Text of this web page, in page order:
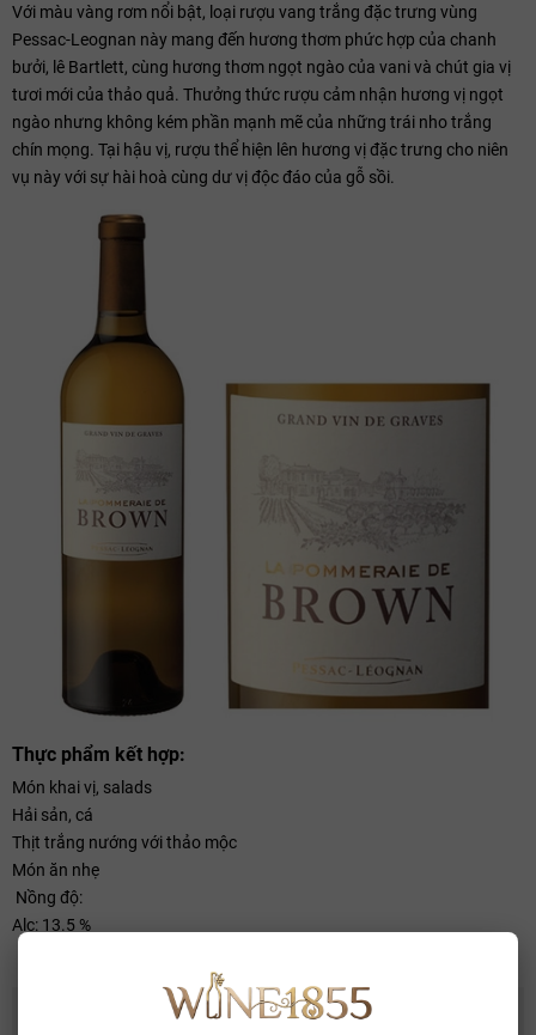
Với màu vàng rơm nổi bật, loại rượu vang trắng đặc trưng vùng
Pessac-Leognan này mang đến hương thơm phức hợp của chanh
bưởi, lê Bartlett, cùng hương thơm ngọt ngào của vani và chút gia vị
tươi mới của thảo quả. Thưởng thức rượu cảm nhận hương vị ngọt
ngào nhưng không kém phần mạnh mẽ của những trái nho trắng
chín mọng. Tại hậu vị, rượu thể hiện lên hương vị đặc trưng cho niên
vụ này với sự hài hoà cùng dư vị độc đáo của gỗ sồi.
Thực phẩm kết hợp:
Món khai vị, salads
Hải sản, cá
Thịt trắng nướng với thảo mộc
Món ăn nhẹ
Nồng độ:
Alc: 13.5 %
CÓ THỂ BẠN THÍCH